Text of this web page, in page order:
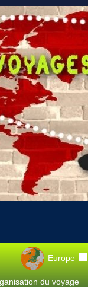
Europe
du voyage